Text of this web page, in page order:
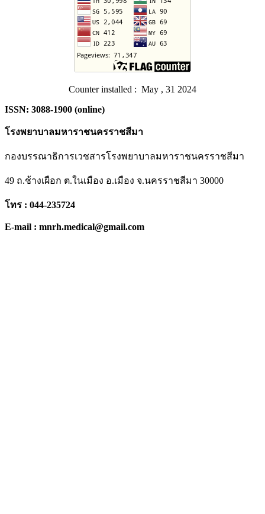
Counter installed : May , 31 2024
ISSN: 3088-1900 (online)
โรงพยาบาลมหาราชนครราชสีมา
กองบรรณาธิการเวชสารโรงพยาบาลมหาราชนครราชสีมา
49 ถ.ช้างเผือก ต.ในเมือง อ.เมือง จ.นครราชสีมา 30000
โทร : 044-235724
E-mail : mnrh.medical@gmail.com